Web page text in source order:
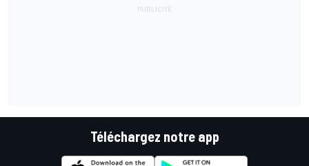
Téléchargez notre app